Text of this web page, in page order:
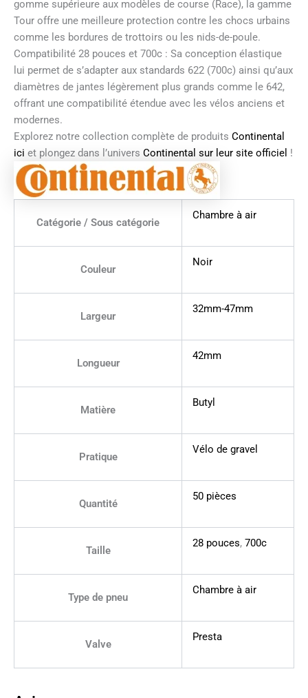
gomme supérieure aux modèles de course (Race), la gamme
Tour offre une meilleure protection contre les chocs urbains
comme les bordures de trottoirs ou les nids-de-poule.
Compatibilité 28 pouces et 700c : Sa conception élastique
lui permet de s’adapter aux standards 622 (700c) ainsi qu’aux
diamètres de jantes légèrement plus grands comme le 642,
offrant une compatibilité étendue avec les vélos anciens et
modernes.
Explorez notre collection complète de produits Continental
ici et plongez dans l’univers Continental sur leur site officiel !
Catégorie / Sous catégorie
Chambre à air
Couleur
Noir
Largeur
32mm-47mm
Longueur
42mm
Matière
Butyl
Pratique
Vélo de gravel
Quantité
50 pièces
Taille
28 pouces, 700c
Type de pneu
Chambre à air
Valve
Presta